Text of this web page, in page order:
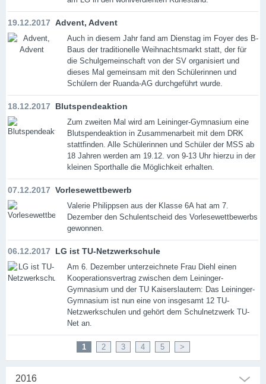
19.12.2017 Advent, Advent
Auch in diesem Jahr fand am Dienstag im Foyer des B-
Baus der traditionelle Weihnachtsmarkt statt, der für
die Schulgemeinschaft von der SV organisiert und
dieses Mal gemeinsam mit den Schülerinnen und
Schülern der Ruanda-AG durchgeführt wurde.
18.12.2017 Blutspendeaktion
Zum zweiten Mal wird am Leininger-Gymnasium eine
Blutspendeaktion in Zusammenarbeit mit dem DRK
stattfinden. Alle Schülerinnen und Schüler der MSS ab
18 Jahren werden am 19.12. von 9-13 Uhr hierzu in der
kleinen Sporthalle die Möglichkeit erhalten.
07.12.2017 Vorlesewettbewerb
Valerie Philippsen aus der Klasse 6A hat am 7.
Dezember den Schulentscheid des Vorlesewettbewerbs
gewonnen.
06.12.2017 LG ist TU-Netzwerkschule
Am 6. Dezember unterzeichnete Frau Diehl einen
Kooperationsvertrag zwischen dem Leininger-
Gymnasium und der TU Kaiserslautern: Das Leininger-
Gymnasium ist nun eine von insgesamt 12 TU-
Netzwerkschulen und gehört dem Schulnetzwerk TU-
Net an.
1 2 3 4 5 >
2016